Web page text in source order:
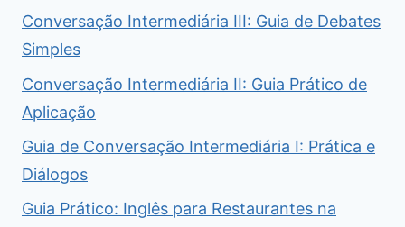
Conversação Intermediária III: Guia de Debates
Simples
Conversação Intermediária II: Guia Prático de
Aplicação
Guia de Conversação Intermediária I: Prática e
Diálogos
Guia Prático: Inglês para Restaurantes na